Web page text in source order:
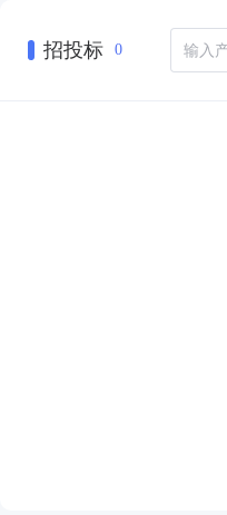
招投标 0